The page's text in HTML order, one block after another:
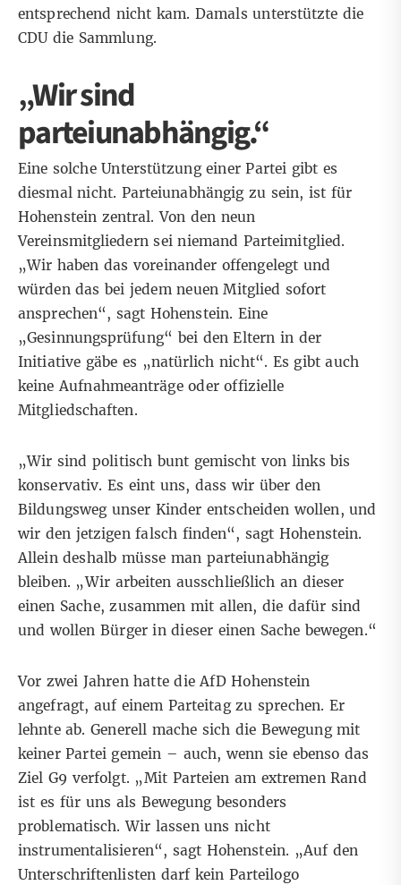
entsprechend nicht kam. Damals unterstützte die
CDU die Sammlung.
„Wir sind
parteiunabhängig.“
Eine solche Unterstützung einer Partei gibt es
diesmal nicht. Parteiunabhängig zu sein, ist für
Hohenstein zentral. Von den neun
Vereinsmitgliedern sei niemand Parteimitglied.
„Wir haben das voreinander offengelegt und
würden das bei jedem neuen Mitglied sofort
ansprechen“, sagt Hohenstein. Eine
„Gesinnungsprüfung“ bei den Eltern in der
Initiative gäbe es „natürlich nicht“. Es gibt auch
keine Aufnahmeanträge oder offizielle
Mitgliedschaften.
„Wir sind politisch bunt gemischt von links bis
konservativ. Es eint uns, dass wir über den
Bildungsweg unser Kinder entscheiden wollen, und
wir den jetzigen falsch finden“, sagt Hohenstein.
Allein deshalb müsse man parteiunabhängig
bleiben. „Wir arbeiten ausschließlich an dieser
einen Sache, zusammen mit allen, die dafür sind
und wollen Bürger in dieser einen Sache bewegen.“
Vor zwei Jahren hatte die AfD Hohenstein
angefragt, auf einem Parteitag zu sprechen. Er
lehnte ab. Generell mache sich die Bewegung mit
keiner Partei gemein – auch, wenn sie ebenso das
Ziel G9 verfolgt. „Mit Parteien am extremen Rand
ist es für uns als Bewegung besonders
problematisch. Wir lassen uns nicht
instrumentalisieren“, sagt Hohenstein. „Auf den
Unterschriftenlisten darf kein Parteilogo